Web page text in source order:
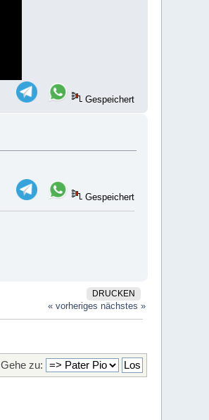
Gespeichert
Gespeichert
DRUCKEN
« vorheriges nächstes »
Gehe zu: